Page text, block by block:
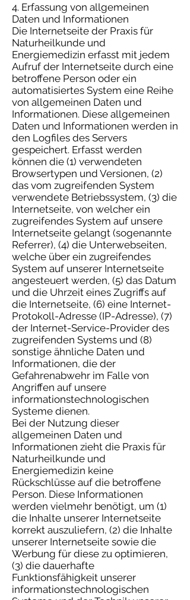
4. Erfassung von allgemeinen
Daten und Informationen
Die Internetseite der Praxis für
Naturheilkunde und
Energiemedizin erfasst mit jedem
Aufruf der Internetseite durch eine
betroffene Person oder ein
automatisiertes System eine Reihe
von allgemeinen Daten und
Informationen. Diese allgemeinen
Daten und Informationen werden in
den Logfiles des Servers
gespeichert. Erfasst werden
können die (1) verwendeten
Browsertypen und Versionen, (2)
das vom zugreifenden System
verwendete Betriebssystem, (3) die
Internetseite, von welcher ein
zugreifendes System auf unsere
Internetseite gelangt (sogenannte
Referrer), (4) die Unterwebseiten,
welche über ein zugreifendes
System auf unserer Internetseite
angesteuert werden, (5) das Datum
und die Uhrzeit eines Zugriffs auf
die Internetseite, (6) eine Internet-
Protokoll-Adresse (IP-Adresse), (7)
der Internet-Service-Provider des
zugreifenden Systems und (8)
sonstige ähnliche Daten und
Informationen, die der
Gefahrenabwehr im Falle von
Angriffen auf unsere
informationstechnologischen
Systeme dienen.
Bei der Nutzung dieser
allgemeinen Daten und
Informationen zieht die Praxis für
Naturheilkunde und
Energiemedizin keine
Rückschlüsse auf die betroffene
Person. Diese Informationen
werden vielmehr benötigt, um (1)
die Inhalte unserer Internetseite
korrekt auszuliefern, (2) die Inhalte
unserer Internetseite sowie die
Werbung für diese zu optimieren,
(3) die dauerhafte
Funktionsfähigkeit unserer
informationstechnologischen